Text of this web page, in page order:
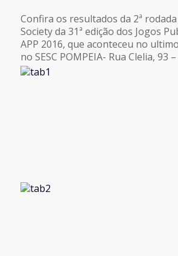
Confira os resultados da 2ª
Society da 31ª edição dos Jogos
APP 2016, que aconteceu no
no SESC POMPEIA- Rua Clelia, 93